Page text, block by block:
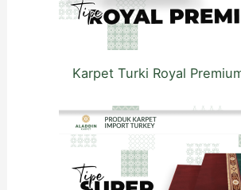
Karpet Turki Royal